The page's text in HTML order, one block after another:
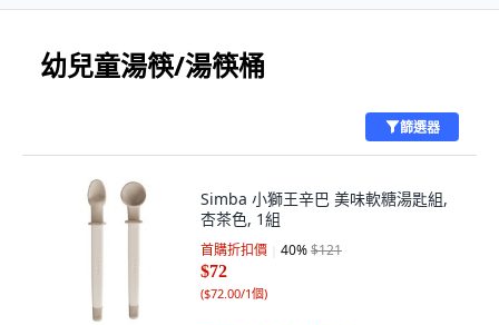
幼兒童湯筷/湯筷桶
篩選器
Simba 小獅王辛巴 美味軟糖湯匙組,
杏茶色, 1組
首購折扣價 40%$121
$72
($72.00/1個)